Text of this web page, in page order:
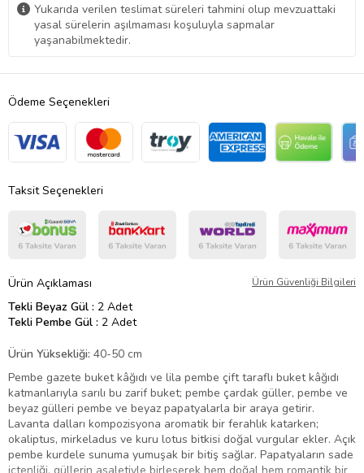
Yukarıda verilen teslimat süreleri tahmini olup mevzuattaki
yasal sürelerin aşılmaması koşuluyla sapmalar
yaşanabilmektedir.
Ödeme Seçenekleri
Taksit Seçenekleri
Ürün Açıklaması Ürün Güvenliği Bilgileri
Tekli Beyaz Gül : 2 Adet
Tekli Pembe Gül : 2 Adet
Ürün Yüksekliği: 40-50 cm
Pembe gazete buket kâğıdı ve lila pembe çift taraflı buket kâğıdı
katmanlarıyla sarılı bu zarif buket; pembe çardak güller, pembe ve
beyaz gülleri pembe ve beyaz papatyalarla bir araya getirir.
Lavanta dalları kompozisyona aromatik bir ferahlık katarken;
okaliptus, mirkeladus ve kuru lotus bitkisi doğal vurgular ekler. Açık
pembe kurdele sunuma yumuşak bir bitiş sağlar. Papatyaların sade